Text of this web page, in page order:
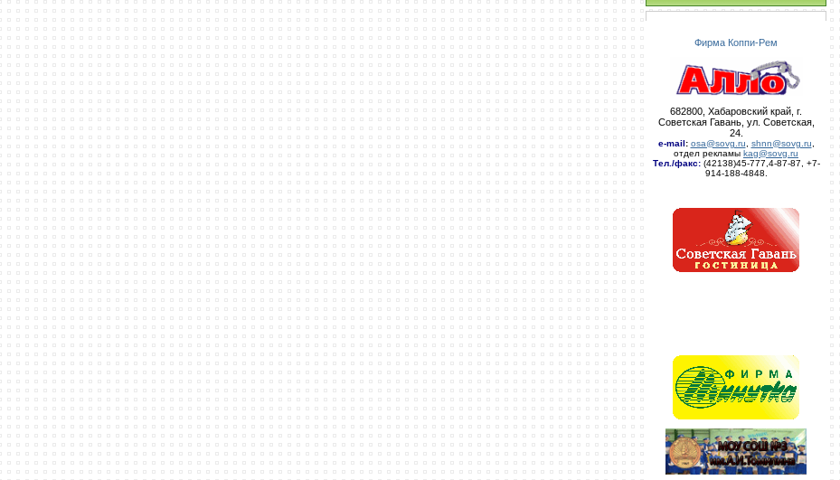
Фирма Коппи-Рем
682800, Хабаровский край, г.
Советская Гавань, ул. Советская,
24.
e-mail: osa@sovg.ru shnn@sovg.ru
отдел рекламы kag@sovg.ru
Тел./факс:(42138)45-777,4-87-87, +7-
914-188-4848.